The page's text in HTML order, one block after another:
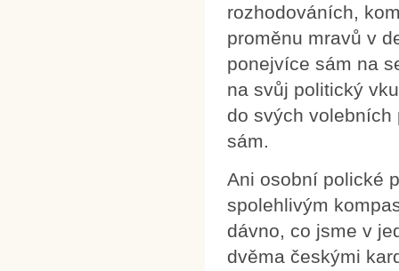
rozhodováních,
proměnu mravů v
ponejvíce sám na
na svůj politický
do svých volebních
sám.
Ani osobní polické
spolehlivým
dávno, co jsme v
dvěma českými